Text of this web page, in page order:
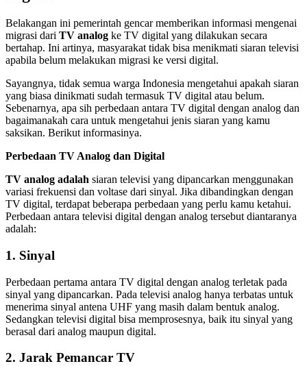
Belakangan ini pemerintah gencar memberikan informasi mengenai
migrasi dari TV analog ke TV digital yang dilakukan secara
bertahap. Ini artinya, masyarakat tidak bisa menikmati siaran televisi
apabila belum melakukan migrasi ke versi digital.
Sayangnya, tidak semua warga Indonesia mengetahui apakah siaran
yang biasa dinikmati sudah termasuk TV digital atau belum.
Sebenarnya, apa sih perbedaan antara TV digital dengan analog dan
bagaimanakah cara untuk mengetahui jenis siaran yang kamu
saksikan. Berikut informasinya.
Perbedaan TV Analog dan Digital
TV analog adalah siaran televisi yang dipancarkan menggunakan
variasi frekuensi dan voltase dari sinyal. Jika dibandingkan dengan
TV digital, terdapat beberapa perbedaan yang perlu kamu ketahui.
Perbedaan antara televisi digital dengan analog tersebut diantaranya
adalah:
1. Sinyal
Perbedaan pertama antara TV digital dengan analog terletak pada
sinyal yang dipancarkan. Pada televisi analog hanya terbatas untuk
menerima sinyal antena UHF yang masih dalam bentuk analog.
Sedangkan televisi digital bisa memprosesnya, baik itu sinyal yang
berasal dari analog maupun digital.
2. Jarak Pemancar TV